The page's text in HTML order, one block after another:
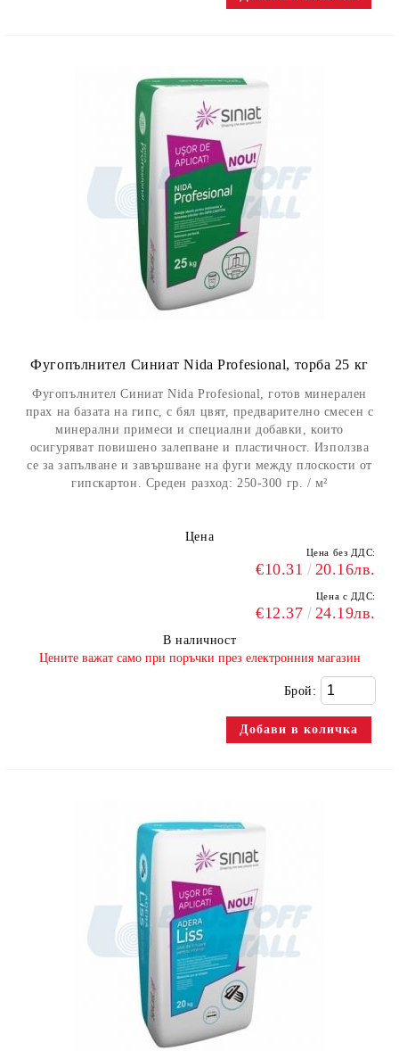
Фугопълнител Синиат Nida Profesional, торба 25 кг
Фугопълнител Синиат Nida Profesional, готов минерален
прах на базата на гипс, с бял цвят, предварително смесен с
минерални примеси и специални добавки, които
осигуряват повишено залепване и пластичност. Използва
се за запълване и завършване на фуги между плоскости от
гипскартон. Среден разход: 250-300 гр. / м²
Цена
Цена без ДДС:
€10.31 20.16лв.
Цена с ДДС:
€12.37 24.19лв.
В наличност
​Цените важат само при поръчки през електронния магазин
Брой: